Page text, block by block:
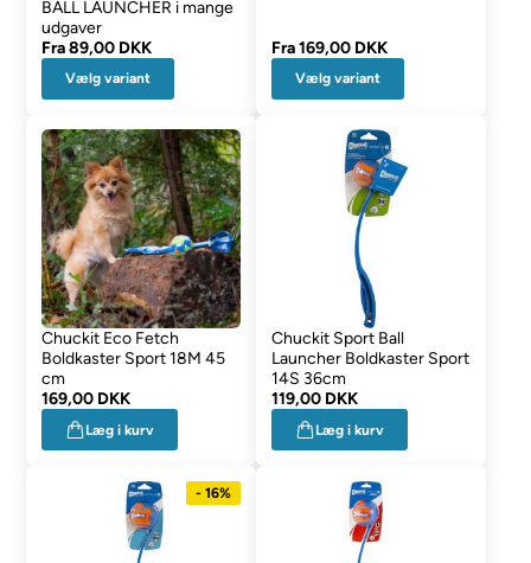
BALL LAUNCHER i mange
udgaver
Fra89,00 DKK
Vælg variant
Fra169,00 DKK
Vælg variant
Chuckit Eco Fetch
Boldkaster Sport 18M 45
cm
169,00 DKK
Læg i kurv
Chuckit Sport Ball
Launcher Boldkaster Sport
14S 36cm
119,00 DKK
Læg i kurv
- 16%